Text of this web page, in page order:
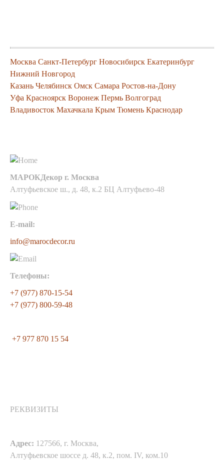
Москва Санкт-Петербург Новосибирск Екатеринбург
Нижний Новгород
Казань Челябинск Омск Самара Ростов-на-Дону
Уфа Красноярск Воронеж Пермь Волгоград
Владивосток Махачкала Крым Тюмень Краснодар
МАРОКДекор г. Москва
Алтуфьевское ш., д. 48, к.2 БЦ Алтуфьево-48
E-mail:
info@marocdecor.ru
Телефоны:
+7 (977) 870-15-54
+7 (977) 800-59-48
+7 977 870 15 54
РЕКВИЗИТЫ
Адрес: 127566, г. Москва,
Алтуфьевское шоссе д. 48, к.2, пом. IV, ком.10